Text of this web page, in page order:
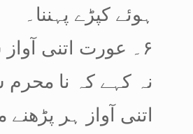
ہوئے کپڑے پہننا۔
۶۔ عورت اتنی
نہ کہے کہ نا
اتنی آواز ہر پڑھنے